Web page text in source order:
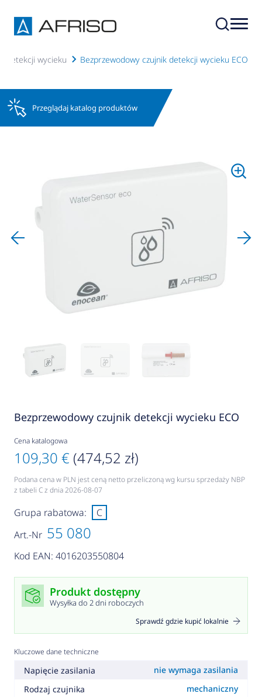
detekcji wycieku Bezprzewodowy czujnik detekcji wycieku ECO
Przeglądaj katalog produktów
Bezprzewodowy czujnik detekcji wycieku ECO
Cena katalogowa
109,30 € (474,52 zł)
Podana cena w PLN jest ceną netto przeliczoną wg kursu sprzedaży NBP
z tabeli C z dnia 2026-08-07
Art.-Nr 55 080
Kod EAN: 4016203550804
Grupa rabatowa: C
Produkt dostępny
Wysyłka do 2 dni roboczych
Sprawdź gdzie kupić lokalnie
Kluczowe dane techniczne
Napięcie zasilania
nie wymaga zasilania
Rodzaj czujnika
mechaniczny